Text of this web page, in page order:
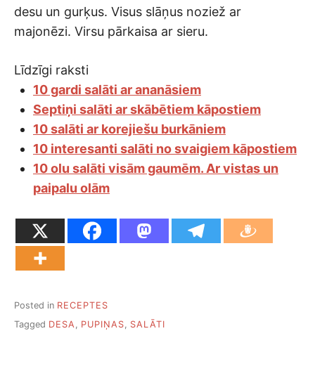
desu un gurķus. Visus slāņus noziež ar
majonēzi. Virsu pārkaisa ar sieru.
Līdzīgi raksti
10 gardi salāti ar ananāsiem
Septiņi salāti ar skābētiem kāpostiem
10 salāti ar korejiešu burkāniem
10 interesanti salāti no svaigiem kāpostiem
10 olu salāti visām gaumēm. Ar vistas un
paipalu olām
Posted in RECEPTES
Tagged DESA PUPIŅAS SALĀTI